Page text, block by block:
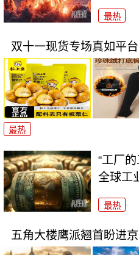
最热
双十一现货专场真如平
最热
“工厂
全球工
最热
五角大楼鹰派翘首盼进